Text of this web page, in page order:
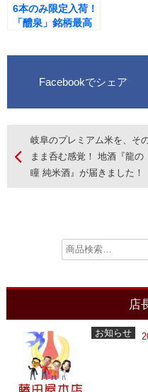
6本のみ限定入荷！
「醴泉」銘柄最高
栽培山田錦 28％精
搾り』
Facebookでシェア
岐阜のプレミアム米を、そ
まま呑む感覚！ 地酒『龍の
瞳 純米酒』が届きました！
店
お知らせ